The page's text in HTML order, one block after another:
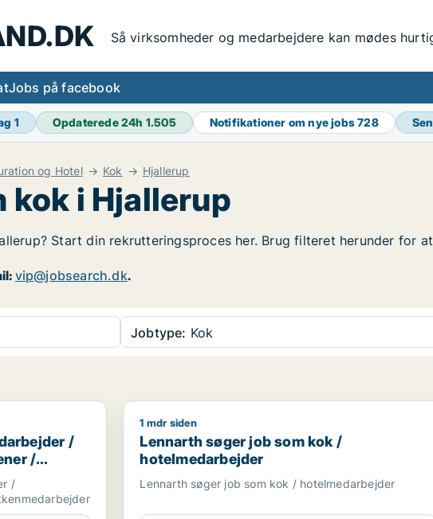
Så virksomheder og medarbejdere kan mødes
Jobs på facebook
1 Opdaterede 24h 1.505 Notifikationer om nye jobs728
og Hotel Kok Hjallerup
kok i Hjallerup
Start din rekrutteringsproces her. Brug filteret herunder for
vip@jobsearch.dk.
Jobtype: Kok
/ rengøringsassistent / kok / tjener / køkkenmedarbejder
/
/
/
Lennarth søger job som kok / hotelmedarbejder
1 mdr siden
Lennarth søger job som kok /
hotelmedarbejder
Lennarth søger job som kok / hotelmedarbejder